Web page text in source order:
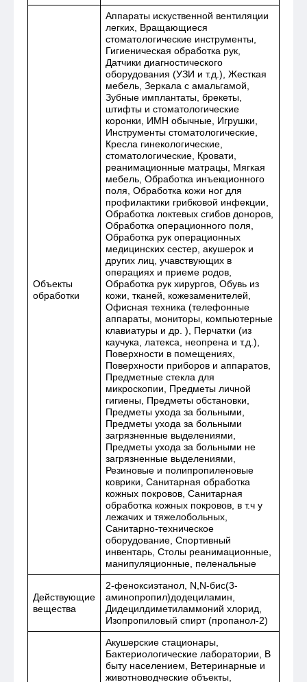
Объекты
обработки
Аппараты искуственной вентиляции
легких, Вращающиеся
стоматологические инструменты,
Гигиеническая обработка рук,
Датчики диагностического
оборудования (УЗИ и т.д.), Жесткая
мебель, Зеркала с амальгамой,
Зубные имплантаты, брекеты,
штифты и стоматологические
коронки, ИМН обычные, Игрушки,
Инструменты стоматологические,
Кресла гинекологические,
стоматологические, Кровати,
реанимационные матрацы, Мягкая
мебель, Обработка инъекционного
поля, Обработка кожи ног для
профилактики грибковой инфекции,
Обработка локтевых сгибов доноров,
Обработка операционного поля,
Обработка рук операционных
медицинских сестер, акушерок и
других лиц, учавствующих в
операциях и приеме родов,
Обработка рук хирургов, Обувь из
кожи, тканей, кожезаменителей,
Офисная техника (телефонные
аппараты, мониторы, компьютерные
клавиатуры и др. ), Перчатки (из
каучука, латекса, неопрена и т.д.),
Поверхности в помещениях,
Поверхности приборов и аппаратов,
Предметные стекла для
микроскопии, Предметы личной
гигиены, Предметы обстановки,
Предметы ухода за больными,
Предметы ухода за больными
загрязненные выделениями,
Предметы ухода за больными не
загрязненные выделениями,
Резиновые и полипропиленовые
коврики, Санитарная обработка
кожных покровов, Санитарная
обработка кожных покровов, в т.ч у
лежачих и тяжелобольных,
Санитарно-техническое
оборудование, Спортивный
инвентарь, Столы реанимационные,
манипуляционные, пеленальные
Действующие
вещества
2-феноксиэтанол, N,N-бис(3-
аминопропил)додециламин,
Дидецилдиметиламмоний хлорид,
Изопропиловый спирт (пропанол-2)
Акушерские стационары,
Бактериологические лаборатории, В
быту населением, Ветеринарные и
животноводческие объекты,